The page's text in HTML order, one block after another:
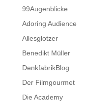
99Augenblicke
Adoring Audience
Allesglotzer
Benedikt Müller
DenkfabrikBlog
Der Filmgourmet
Die Academy